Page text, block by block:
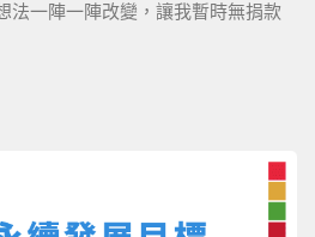
法一陣一陣改變，讓我暫時無捐款